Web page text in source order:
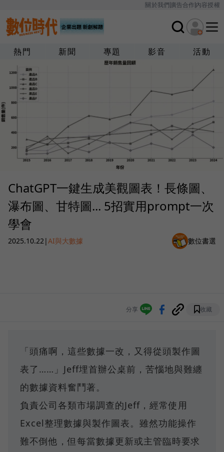
關於我們廣告合作內容授權
熱門 新聞 專題 影音 活動
ChatGPT一鍵生成美觀圖表！長條圖、
瀑布圖、甘特圖... 5招實用prompt一次
學會
2025.10.22|AI與大數據 數位書選
分享 收藏
「頭痛啊，這些數據一改，又得從頭製作圖
表了……」Jeff埋首辦公桌前，苦惱地與難纏
的數據資料奮鬥著。
負責公司各類市場調查的Jeff，經常使用
Excel整理數據與製作圖表。雖然功能操作
難不倒他，但每當數據更新或主管臨時要求